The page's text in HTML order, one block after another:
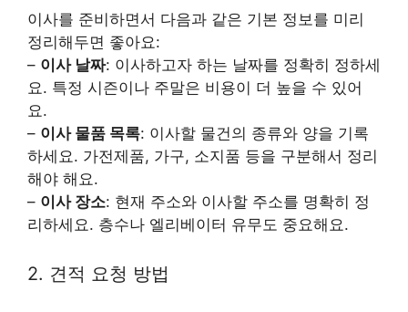
이사를 준비하면서 다음과 같은 기본 정보를 미리
정리해두면 좋아요:
– 이사 날짜: 이사하고자 하는 날짜를 정확히 정하세
요. 특정 시즌이나 주말은 비용이 더 높을 수 있어
요.
– 이사 물품 목록: 이사할 물건의 종류와 양을 기록
하세요. 가전제품, 가구, 소지품 등을 구분해서 정리
해야 해요.
– 이사 장소: 현재 주소와 이사할 주소를 명확히 정
리하세요. 층수나 엘리베이터 유무도 중요해요.
2. 견적 요청 방법